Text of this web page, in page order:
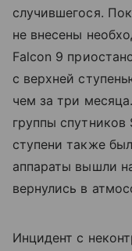
случившегося.
не внесены
Falcon 9
с верхней
чем за три
группы спутников
ступени также
аппараты вышли
вернулись в
Инцидент с